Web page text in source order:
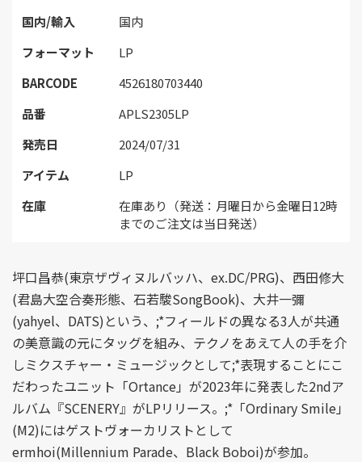
国内/輸入
国内
フォーマット
LP
BARCODE
4526180703440
品番
APLS2305LP
発売日
2024/07/31
アイテム
LP
在庫
在庫あり（発送：月曜日から金曜日12時
までのご注文は当日発送）
坪口昌恭(東京ザヴィヌルバッハ、ex.DC/PRG)、西田修大
(君島大空合奏形態、石若駿SongBook)、大井一彌
(yahyel、DATS)という、;*フィールドの異なる3人が共通
の美意識の元にタッグを組み、テクノをあえて人の手を介
しミクスチャー・ミュージックとして;*表現することにこ
だわったユニット「Ortance」が2023年に発表した2ndア
ルバム『SCENERY』がLPリリース。;*「Ordinary Smile」
(M2)にはゲストヴォーカリストとして
ermhoi(Millennium Parade、Black Boboi)が参加。